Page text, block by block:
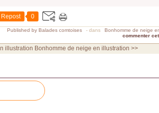
Repost 0
Published by Balades comtoises - dans
Bonhomme de neige
commenter
illustration Bonhomme de neige en illustration >>